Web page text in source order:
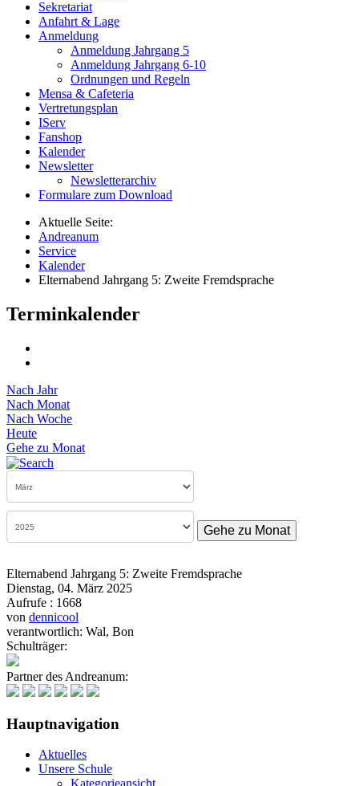
Sekretariat
Anfahrt & Lage
Anmeldung
Anmeldung Jahrgang 5
Anmeldung Jahrgang 6-10
Ordnungen und Regeln
Mensa & Cafeteria
Vertretungsplan
IServ
Fanshop
Kalender
Newsletter
Newsletterarchiv
Formulare zum Download
Aktuelle Seite:
Andreanum
Service
Kalender
Elternabend Jahrgang 5: Zweite Fremdsprache
Terminkalender
Nach Jahr
Nach Monat
Nach Woche
Heute
Gehe zu Monat
Gehe zu Monat
Elternabend Jahrgang 5: Zweite Fremdsprache
Dienstag, 04. März 2025
Aufrufe : 1668
von dennicool
verantwortlich: Wal, Bon
Schulträger:
Partner des Andreanum:
Hauptnavigation
Aktuelles
Unsere Schule